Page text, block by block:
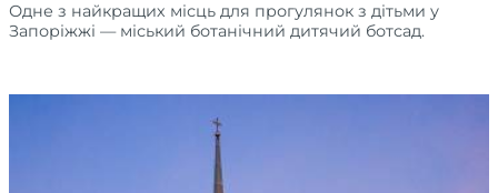
Одне з найкращих місць для прогулянок з дітьми у
Запоріжжі — міський ботанічний дитячий ботсад.